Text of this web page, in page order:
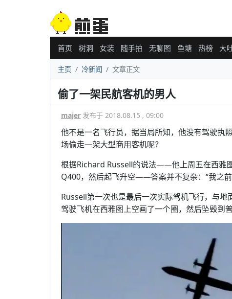
首页 树洞 女装 随手拍 无聊图 鱼塘 热榜 大
主页 冷新闻 文章正文
偷了一架民航客机的男人
majer 发布于 2018.08.15 , 09:00
他不是一名飞行员，据当局所知，他没有驾驶执
场偷走一架大型商用客机呢？
根据Richard Russell的说法——他上周五在西雅
Q400，然后起飞升空——答案并不复杂：“我之前
Russell第一次也是最后一次实际驾机飞行，与
驾驶飞机在西雅图上空画了一个圈，然后坠毁到